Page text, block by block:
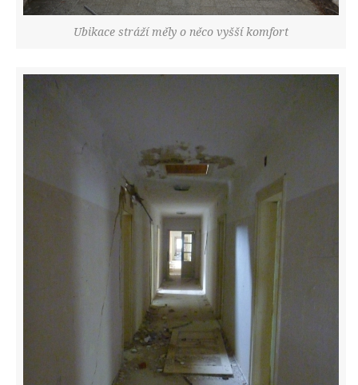
Ubikace stráží měly o něco vyšší komfort